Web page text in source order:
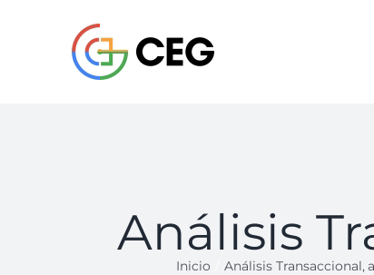
contenido
Análisis
Inicio Análisis Transaccional